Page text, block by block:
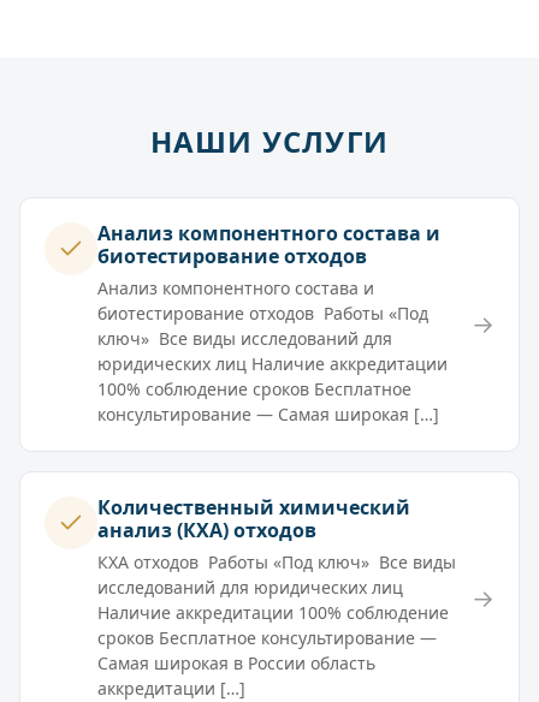
НАШИ УСЛУГИ
Анализ компонентного состава и
биотестирование отходов
Анализ компонентного состава и
биотестирование отходов Работы «Под
ключ» Все виды исследований для
юридических лиц Наличие аккредитации
100% соблюдение сроков Бесплатное
консультирование — Самая широкая […]
→
Количественный химический
анализ (КХА) отходов
КХА отходов Работы «Под ключ» Все виды
исследований для юридических лиц
Наличие аккредитации 100% соблюдение
сроков Бесплатное консультирование —
Самая широкая в России область
аккредитации […]
→